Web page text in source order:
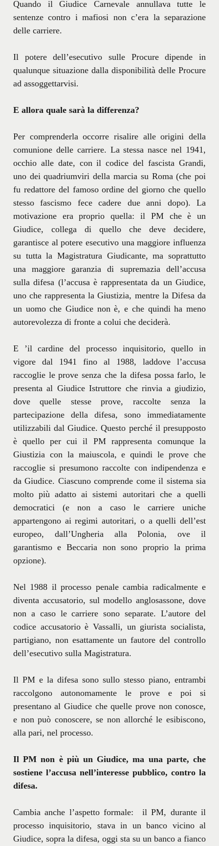
Quando il Giudice Carnevale annullava tutte le
sentenze contro i mafiosi non c’era la separazione
delle carriere.
Il potere dell’esecutivo sulle Procure dipende in
qualunque situazione dalla disponibilità delle Procure
ad assoggettarvisi.
E allora quale sarà la differenza?
Per comprenderla occorre risalire alle origini della
comunione delle carriere. La stessa nasce nel 1941,
occhio alle date, con il codice del fascista Grandi,
uno dei quadriumviri della marcia su Roma (che poi
fu redattore del famoso ordine del giorno che quello
stesso fascismo fece cadere due anni dopo). La
motivazione era proprio quella: il PM che è un
Giudice, collega di quello che deve decidere,
garantisce al potere esecutivo una maggiore influenza
su tutta la Magistratura Giudicante, ma soprattutto
una maggiore garanzia di supremazia dell’accusa
sulla difesa (l’accusa è rappresentata da un Giudice,
uno che rappresenta la Giustizia, mentre la Difesa da
un uomo che Giudice non è, e che quindi ha meno
autorevolezza di fronte a colui che deciderà.
E ’il cardine del processo inquisitorio, quello in
vigore dal 1941 fino al 1988, laddove l’accusa
raccoglie le prove senza che la difesa possa farlo, le
presenta al Giudice Istruttore che rinvia a giudizio,
dove quelle stesse prove, raccolte senza la
partecipazione della difesa, sono immediatamente
utilizzabili dal Giudice. Questo perché il presupposto
è quello per cui il PM rappresenta comunque la
Giustizia con la maiuscola, e quindi le prove che
raccoglie si presumono raccolte con indipendenza e
da Giudice. Ciascuno comprende come il sistema sia
molto più adatto ai sistemi autoritari che a quelli
democratici (e non a caso le carriere uniche
appartengono ai regimi autoritari, o a quelli dell’est
europeo, dall’Ungheria alla Polonia, ove il
garantismo e Beccaria non sono proprio la prima
opzione).
Nel 1988 il processo penale cambia radicalmente e
diventa accusatorio, sul modello anglosassone, dove
non a caso le carriere sono separate. L’autore del
codice accusatorio è Vassalli, un giurista socialista,
partigiano, non esattamente un fautore del controllo
dell’esecutivo sulla Magistratura.
Il PM e la difesa sono sullo stesso piano, entrambi
raccolgono autonomamente le prove e poi si
presentano al Giudice che quelle prove non conosce,
e non può conoscere, se non allorché le esibiscono,
alla pari, nel processo.
Il PM non è più un Giudice, ma una parte, che
sostiene l’accusa nell’interesse pubblico, contro la
difesa.
Cambia anche l’aspetto formale: il PM, durante il
processo inquisitorio, stava in un banco vicino al
Giudice, sopra la difesa, oggi sta su un banco a fianco